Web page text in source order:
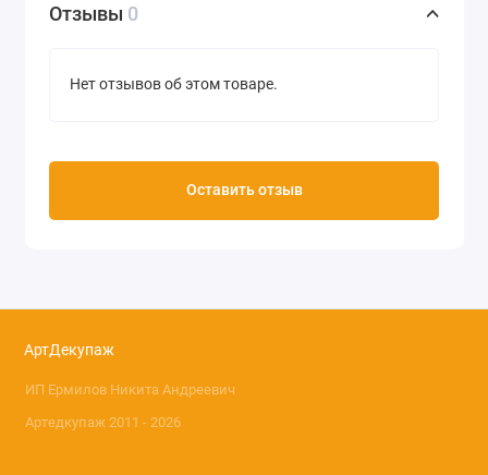
Отзывы 0
Нет отзывов об этом товаре.
Оставить отзыв
АртДекупаж
ИП Ермилов Никита Андреевич
Артедкупаж 2011 - 2026